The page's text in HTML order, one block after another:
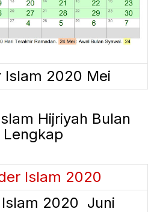
Islam 2020 Mei
Hijriyah Bulan
2020 Juni